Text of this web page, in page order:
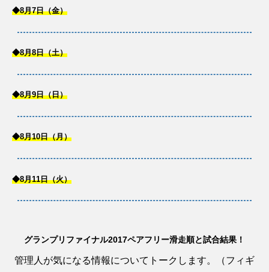
◆8月7日（金）
◆8月8日（土）
◆8月9日（日）
◆8月10日（月）
◆8月11日（火）
グランプリファイナル2017ペアフリー滑走順と試合結果！
管理人が気になる情報についてトークします。（フィギ